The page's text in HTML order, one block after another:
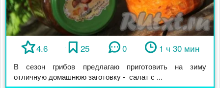
4.6 25 0 1 ч 30 мин
В сезон грибов предлагаю приготовить на зиму
отличную домашнюю заготовку - салат с ...